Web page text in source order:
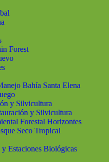
Forest
Bahía Santa Elena
y Silvicultura
y Silvicultura
Forestal Horizontes
Seco Tropical
Estaciones Biológicas